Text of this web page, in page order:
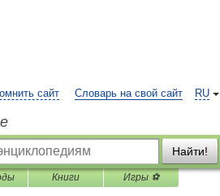
RU
сайт Словарь на свой сайт
Найти!
Книги Игры ⚽